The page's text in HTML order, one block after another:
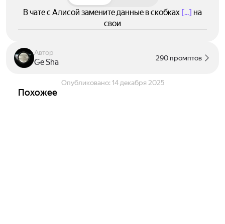
В чате с Алисой замените данные в скобках [...] на
свои
Автор
Ge Sha 290 промптов
Опубликовано: 14 декабря 2025
Похожее